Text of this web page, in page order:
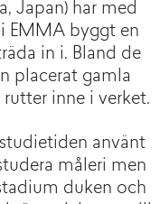
Japan) har med
EMMA byggt en
in i. Bland de
placerat gamla
inne i verket.
använt
måleri men
duken och